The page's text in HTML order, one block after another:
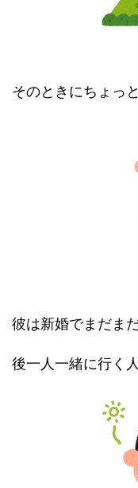
そのときにちょっ
彼は新婚でまだま
後一人一緒に行く